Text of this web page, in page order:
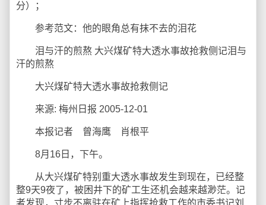
分）；
参考范文：他的眼角总有抹不去的泪花
泪与汗的煎熬 大兴煤矿特大透水事故抢救侧记泪与
汗的煎熬
大兴煤矿特大透水事故抢救侧记
来源: 梅州日报 2005-12-01
本报记者 曾海鹰 肖根平
8月16日，下午。
从大兴煤矿特别重大透水事故发生到现在，已经整
整9天9夜了，被困井下的矿工生还机会越来越渺茫。记
者发现，寸步不离驻在矿上指挥抢救工作的市委书记刘